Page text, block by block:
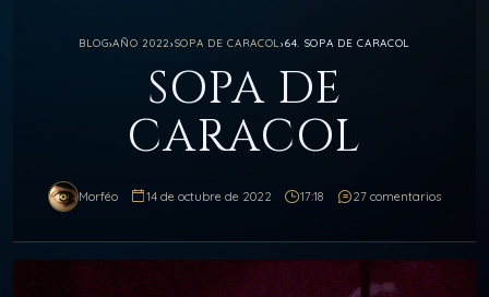
BLOG›AÑO 2022›SOPA DE CARACOL›64. SOPA DE CARACOL
SOPA DE
CARACOL
Morféo 14 de octubre de 2022 17:18 27 comentarios